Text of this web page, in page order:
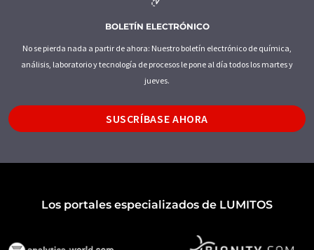
BOLETÍN ELECTRÓNICO
No se pierda nada a partir de ahora: Nuestro boletín electrónico de química,
análisis, laboratorio y tecnología de procesos le pone al día todos los martes y
jueves.
SUSCRÍBASE AHORA
Los portales especializados de LUMITOS